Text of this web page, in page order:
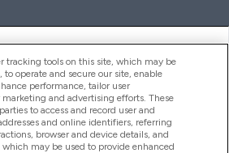
tracking tools on this site, which may be
operate and secure our site, enable
performance, tailor user
and advertising efforts. These
to access and record user and
and online identifiers, referring
browser and device details, and
may be used to provide enhanced